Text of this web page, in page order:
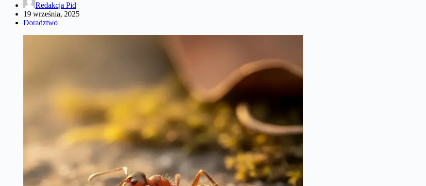
Redakcja Pid
19 września, 2025
Doradztwo